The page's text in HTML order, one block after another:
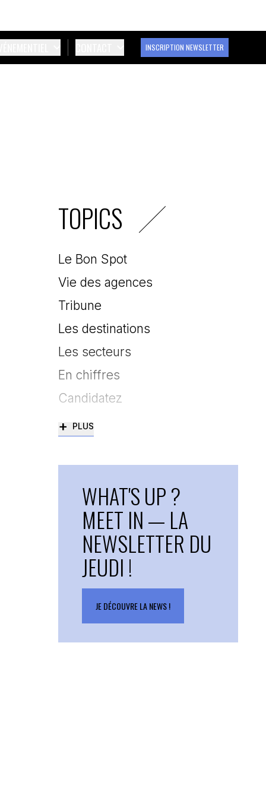
INSCRIPTION NEWSLETTER
TOPICS
Le Bon Spot
Vie des agences
Tribune
Les destinations
Les secteurs
En chiffres
Candidatez
+ PLUS
WHAT'S UP ?
MEET IN — LA
NEWSLETTER DU
JEUDI !
JE DÉCOUVRE LA NEWS !